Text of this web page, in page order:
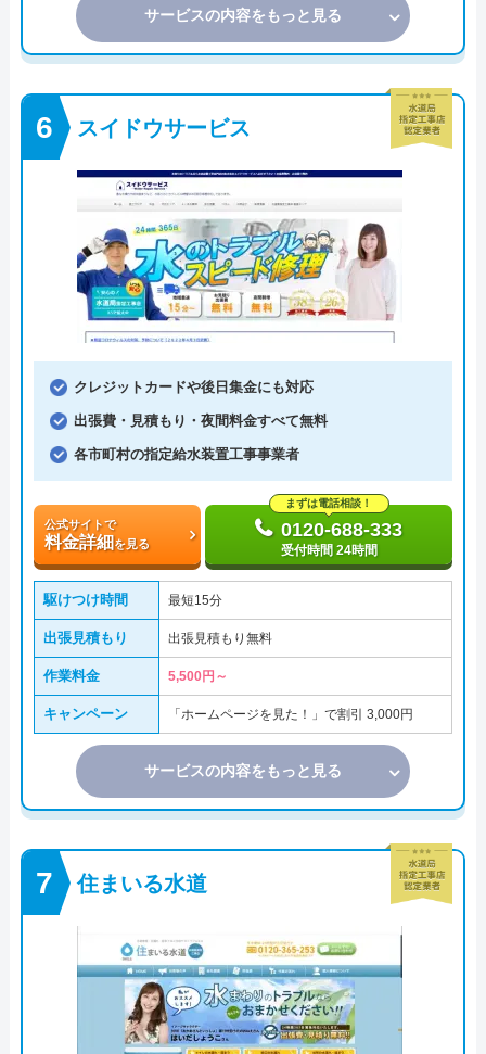
サービスの内容をもっと見る
スイドウサービス
クレジットカードや後日集金にも対応
出張費・見積もり・夜間料金すべて無料
各市町村の指定給水装置工事事業者
公式サイトで
料金詳細を見る
まずは電話相談！
0120-688-333
受付時間 24時間
駆けつけ時間 最短15分
出張見積もり 出張見積もり無料
作業料金 5,500円～
キャンペーン 「ホームページを見た！」で割引 3,000円
サービスの内容をもっと見る
住まいる水道